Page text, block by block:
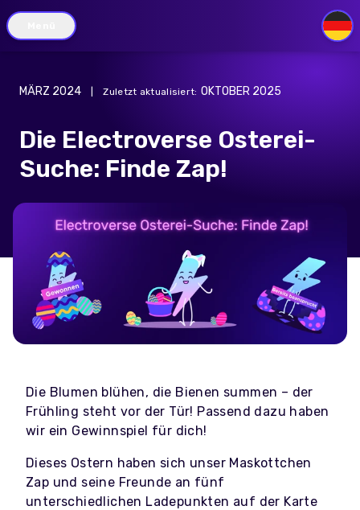
DE
MÄRZ 2024 Zuletzt aktualisiert: OKTOBER 2025
Die Electroverse Osterei-
Suche: Finde Zap!
Die Blumen blühen, die Bienen summen – der
Frühling steht vor der Tür! Passend dazu haben
wir ein Gewinnspiel für dich!
Dieses Ostern haben sich unser Maskottchen
Zap und seine Freunde an fünf
unterschiedlichen Ladepunkten auf der Karte